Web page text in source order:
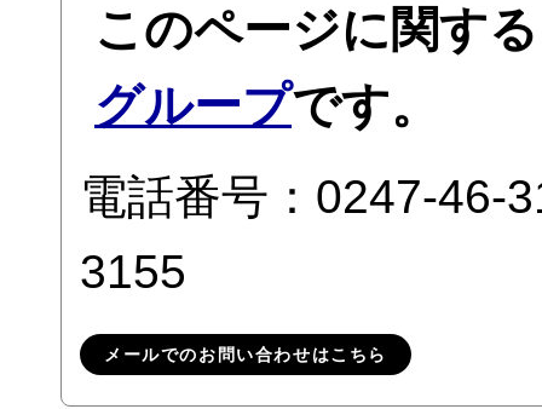
このページに関す
グループです。
電話番号：0247-
3155
メールでのお問い合わせはこちら